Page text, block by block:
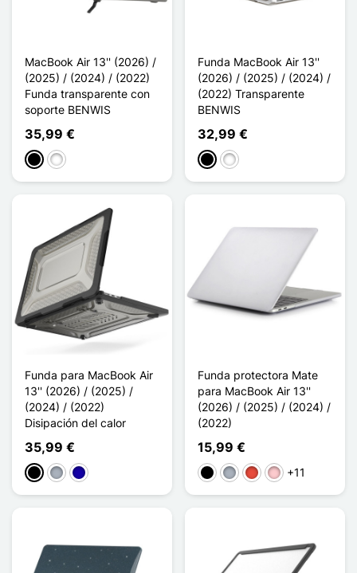
MacBook Air 13'' (2026) /
(2025) / (2024) / (2022)
Funda transparente con
soporte BENWIS
35,99 €
NegroBlanco
Funda MacBook Air 13''
(2026) / (2025) / (2024) /
(2022) Transparente
BENWIS
32,99 €
NegroBlanco
Funda para MacBook Air
13'' (2026) / (2025) /
(2024) / (2022)
Disipación del calor
35,99 €
NegroGris Azul oscuro
Funda protectora Mate
para MacBook Air 13''
(2026) / (2025) / (2024) /
(2022)
15,99 €
NegroGris RojoRosa+11